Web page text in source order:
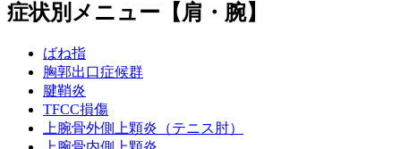
症状別メニュー【肩・腕】
ばね指
胸郭出口症候群
腱鞘炎
TFCC損傷
上腕骨外側上顆炎（テニス肘）